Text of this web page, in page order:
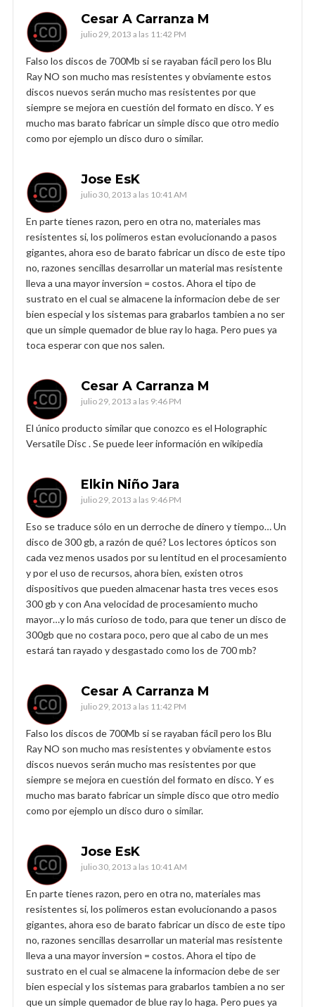
Cesar A Carranza M
julio 29, 2013 a las 11:42 PM
Falso los discos de 700Mb si se rayaban fácil pero los Blu
Ray NO son mucho mas resistentes y obviamente estos
discos nuevos serán mucho mas resistentes por que
siempre se mejora en cuestión del formato en disco. Y es
mucho mas barato fabricar un simple disco que otro medio
como por ejemplo un disco duro o similar.
Jose EsK
julio 30, 2013 a las 10:41 AM
En parte tienes razon, pero en otra no, materiales mas
resistentes si, los polimeros estan evolucionando a pasos
gigantes, ahora eso de barato fabricar un disco de este tipo
no, razones sencillas desarrollar un material mas resistente
lleva a una mayor inversion = costos. Ahora el tipo de
sustrato en el cual se almacene la informacion debe de ser
bien especial y los sistemas para grabarlos tambien a no ser
que un simple quemador de blue ray lo haga. Pero pues ya
toca esperar con que nos salen.
Cesar A Carranza M
julio 29, 2013 a las 9:46 PM
El único producto similar que conozco es el Holographic
Versatile Disc . Se puede leer información en wikipedia
Elkin Niño Jara
julio 29, 2013 a las 9:46 PM
Eso se traduce sólo en un derroche de dinero y tiempo… Un
disco de 300 gb, a razón de qué? Los lectores ópticos son
cada vez menos usados por su lentitud en el procesamiento
y por el uso de recursos, ahora bien, existen otros
dispositivos que pueden almacenar hasta tres veces esos
300 gb y con Ana velocidad de procesamiento mucho
mayor…y lo más curioso de todo, para que tener un disco de
300gb que no costara poco, pero que al cabo de un mes
estará tan rayado y desgastado como los de 700 mb?
Cesar A Carranza M
julio 29, 2013 a las 11:42 PM
Falso los discos de 700Mb si se rayaban fácil pero los Blu
Ray NO son mucho mas resistentes y obviamente estos
discos nuevos serán mucho mas resistentes por que
siempre se mejora en cuestión del formato en disco. Y es
mucho mas barato fabricar un simple disco que otro medio
como por ejemplo un disco duro o similar.
Jose EsK
julio 30, 2013 a las 10:41 AM
En parte tienes razon, pero en otra no, materiales mas
resistentes si, los polimeros estan evolucionando a pasos
gigantes, ahora eso de barato fabricar un disco de este tipo
no, razones sencillas desarrollar un material mas resistente
lleva a una mayor inversion = costos. Ahora el tipo de
sustrato en el cual se almacene la informacion debe de ser
bien especial y los sistemas para grabarlos tambien a no ser
que un simple quemador de blue ray lo haga. Pero pues ya